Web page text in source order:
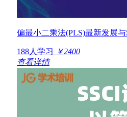
偏最小二乘法(PLS)最新发展
188人学习
￥2400
查看详情